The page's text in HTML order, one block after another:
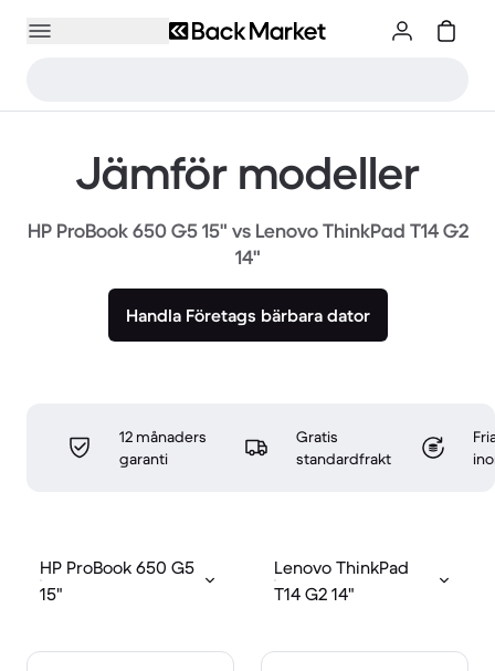
Jämför modeller
HP ProBook 650 G5 15" vs Lenovo ThinkPad T14 G2
14"
Handla Företags bärbara dator
12 månaders
garanti
Gratis
standardfrakt
HP ProBook 650 G5
15"
Lenovo ThinkPad
T14 G2 14"